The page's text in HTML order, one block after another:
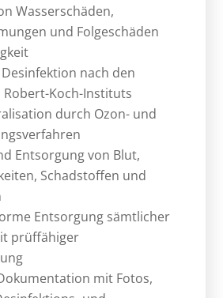
Wasserschäden,
und Folgeschäden
nach den
Robert-Koch-Instituts
durch Ozon- und
Entsorgung von Blut,
Schadstoffen und
Entsorgung sämtlicher
prüffähiger
mit Fotos,